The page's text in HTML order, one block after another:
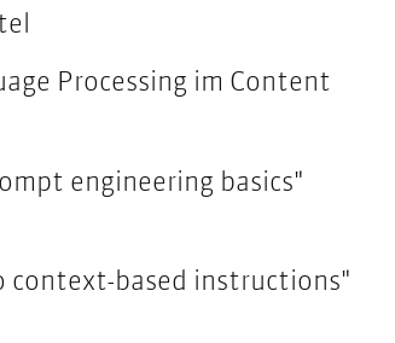
Processing im Content
engineering basics"
context-based instructions"